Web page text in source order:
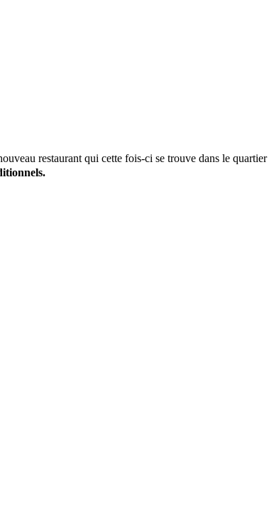
restaurant qui cette fois-ci se trouve dans le quartier